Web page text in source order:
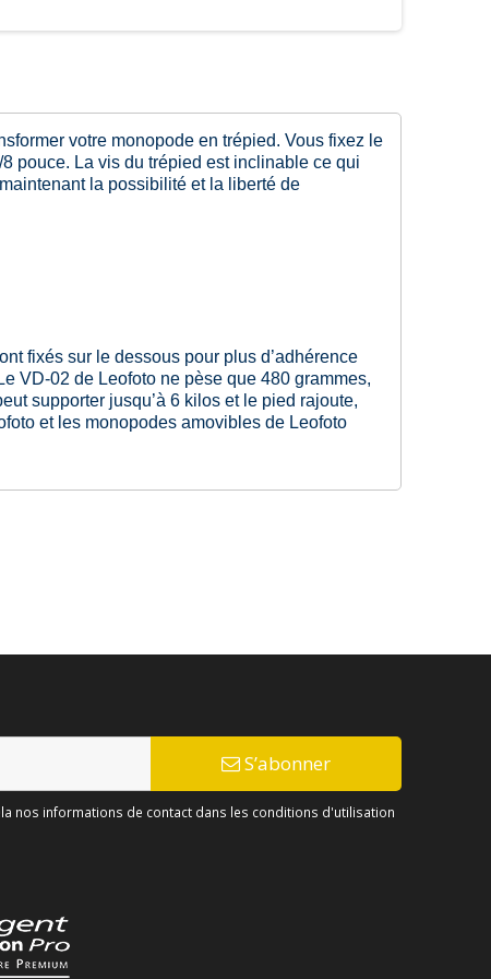
votre monopode en trépied. Vous fixez le
pouce. La vis du trépied est inclinable ce qui
la possibilité et la liberté de
fixés sur le dessous pour plus d’adhérence
VD-02 de Leofoto ne pèse que 480 grammes,
supporter jusqu’à 6 kilos et le pied rajoute,
et les monopodes amovibles de Leofoto
S’abonner
nos informations de contact dans les conditions d'utilisation